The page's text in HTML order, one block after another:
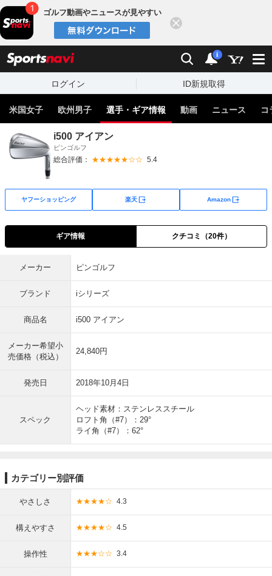
ゴルフ動画やニュースが見やすい
検索 通知
i
ログイン ID新規取得
米国女子 欧州男子 選手・ギア情報 動画 ニュース コ
i500 アイアン
ピンゴルフ
総合評価： ★★★★★☆☆ 5.4
ヤフーショッピング 楽天 Amazon
ギア情報 クチコミ（20件）
メーカー ピンゴルフ
ブランド iシリーズ
商品名 i500 アイアン
メーカー希望小
売価格（税込）
24,840円
発売日 2018年10月4日
スペック
ヘッド素材：ステンレススチール
ロフト角（#7）：29°
ライ角（#7）：62°
カテゴリー別評価
やさしさ ★★★★☆ 4.3
構えやすさ ★★★★☆ 4.5
操作性 ★★★☆☆ 3.4